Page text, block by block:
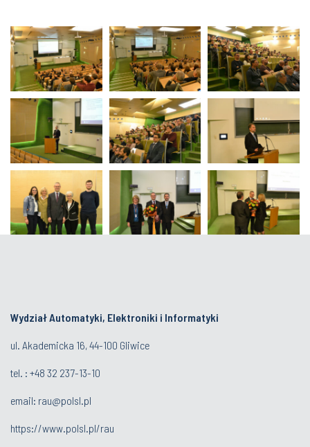
Wydział Automatyki, Elektroniki i Informatyki
ul. Akademicka 16, 44-100 Gliwice
tel. : +48 32 237-13-10
email: rau@polsl.pl
https://www.polsl.pl/rau